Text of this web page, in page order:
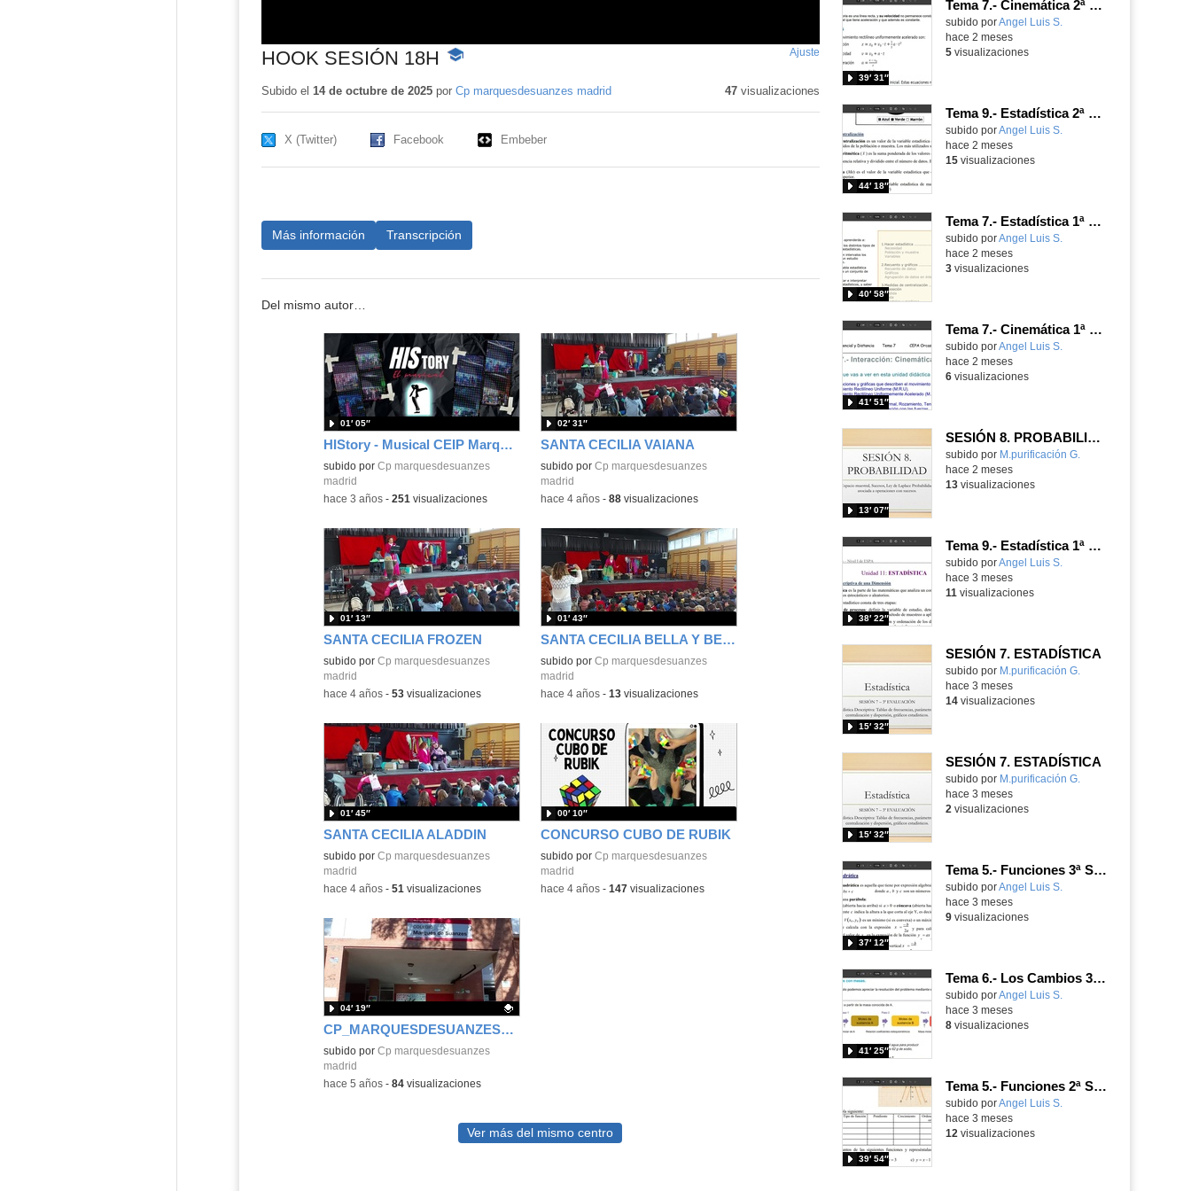
HOOK SESIÓN 18H
-
educativo
Ajuste
pantalla
Subido el 14 de octubre de 2025por Cp marquesdesuanzes madrid 47visualizaciones
X (Twitter) Facebook Embeber
Más información Transcripción
Del mismo autor…
HIStory - Musical CEIP Marqués de Suanzes
subido por Cp marquesdesuanzes
madrid
01′ 05″
-hace 3 años- 251 visualizaciones
SANTA CECILIA VAIANA
subido por Cp marquesdesuanzes
madrid
02′ 31″
-hace 4 años- 88visualizaciones
SANTA CECILIA FROZEN
subido por Cp marquesdesuanzes
madrid
01′ 13″
-hace 4 años- 53visualizaciones
SANTA CECILIA BELLA Y BESTIA
subido por Cp marquesdesuanzes
madrid
01′ 43″
-hace 4 años- 13visualizaciones
SANTA CECILIA ALADDIN
subido por Cp marquesdesuanzes
madrid
01′ 45″
-hace 4 años- 51 visualizaciones
CONCURSO CUBO DE RUBIK
subido por Cp marquesdesuanzes
madrid
00′ 10″
-hace 4 años- 147visualizaciones
CP_MARQUESDESUANZES_MADRID_MENTORACTUATGD
Contenido educativo.
subido por Cp marquesdesuanzes
madrid
04′ 19″
-hace 5 años- 84visualizaciones
Ver más del mismo centro
Tema 7.- Cinemática 2ª Sesión 21-05-2026
Contenido educativo.
subido porAngel Luis S.
39′ 31″
hace 2 meses
5visualizaciones
Tema 9.- Estadística 2ª Sesión 19-05-2026
Contenido educativo.
subido porAngel Luis S.
44′ 18″
hace 2 meses
15visualizaciones
Tema 7.- Estadística 1ª Sesión 14-05-2026
Contenido educativo.
subido porAngel Luis S.
40′ 58″
hace 2 meses
3visualizaciones
Tema 7.- Cinemática 1ª Sesión 14-05-2026
Contenido educativo.
subido porAngel Luis S.
41′ 51″
hace 2 meses
6visualizaciones
SESIÓN 8. PROBABILIDAD
Contenido educativo.
subido por M.purificación G.
13′ 07″
hace 2 meses
13visualizaciones
Tema 9.- Estadística 1ª Sesión 12-05-2026
Contenido educativo.
subido porAngel Luis S.
38′ 22″
hace 3 meses
11 visualizaciones
SESIÓN 7. ESTADÍSTICA
Contenido educativo.
subido por M.purificación G.
15′ 32″
hace 3 meses
14visualizaciones
SESIÓN 7. ESTADÍSTICA
Contenido educativo.
subido por M.purificación G.
15′ 32″
hace 3 meses
2 visualizaciones
Tema 5.- Funciones 3ª Sesión 07-05-2026
Contenido educativo.
subido porAngel Luis S.
37′ 12″
hace 3 meses
9visualizaciones
Tema 6.- Los Cambios 3ª Sesión 07-05-2026
Contenido educativo.
subido porAngel Luis S.
41′ 25″
hace 3 meses
8visualizaciones
Tema 5.- Funciones 2ª Sesión 30-04-2026
Contenido educativo.
subido porAngel Luis S.
39′ 54″
hace 3 meses
12 visualizaciones